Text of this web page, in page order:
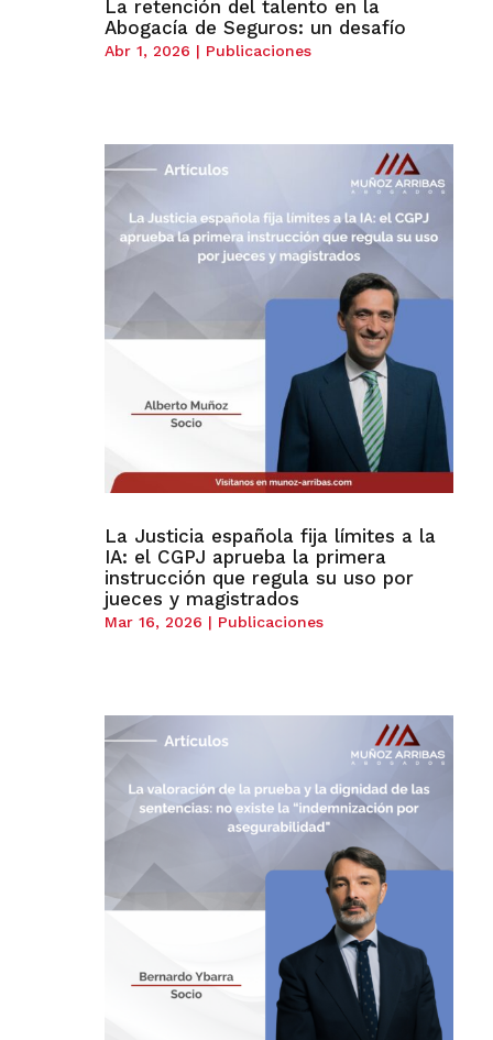
La retención del talento en la
Abogacía de Seguros: un desafío
Abr 1, 2026 | Publicaciones
La Justicia española fija límites a la
IA: el CGPJ aprueba la primera
instrucción que regula su uso por
jueces y magistrados
Mar 16, 2026 | Publicaciones